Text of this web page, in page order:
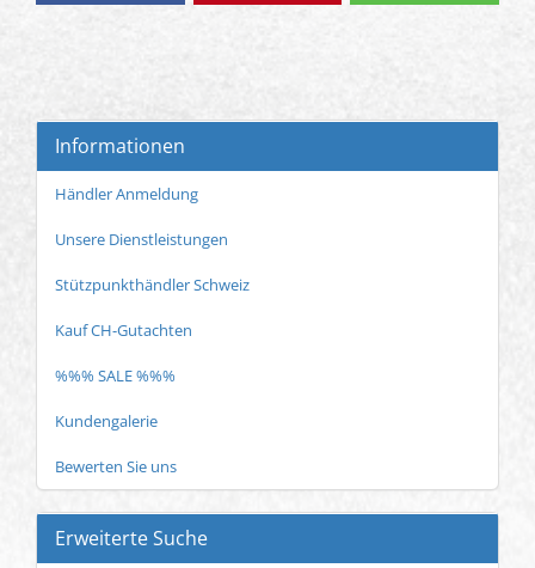
Informationen
Händler Anmeldung
Unsere Dienstleistungen
Stützpunkthändler Schweiz
Kauf CH-Gutachten
%%% SALE %%%
Kundengalerie
Bewerten Sie uns
Erweiterte Suche